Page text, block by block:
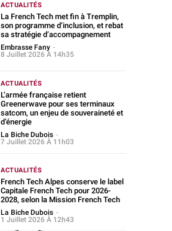
ACTUALITÉS
La French Tech met fin à Tremplin,
son programme d’inclusion, et rebat
sa stratégie d’accompagnement
Embrasse Fany -
8 Juillet 2026 À 14h35
ACTUALITÉS
L’armée française retient
Greenerwave pour ses terminaux
satcom, un enjeu de souveraineté et
d’énergie
La Biche Dubois -
7 Juillet 2026 À 11h03
ACTUALITÉS
French Tech Alpes conserve le label
Capitale French Tech pour 2026-
2028, selon la Mission French Tech
La Biche Dubois -
1 Juillet 2026 À 12h43